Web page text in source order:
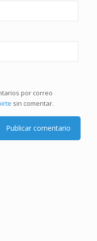
por correo
sin comentar.